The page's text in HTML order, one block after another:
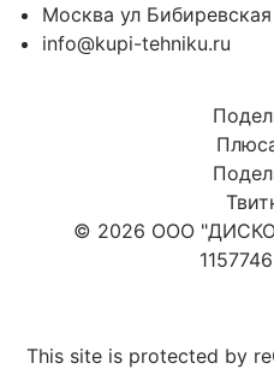
Москва ул Бибиревская
info@kupi-tehniku.ru
© 2026 ООО
This site is protected by